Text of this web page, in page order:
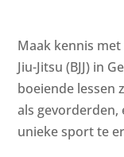
Maak kennis
Jiu-Jitsu (BJJ) in
boeiende lessen
als gevorderden,
unieke sport te